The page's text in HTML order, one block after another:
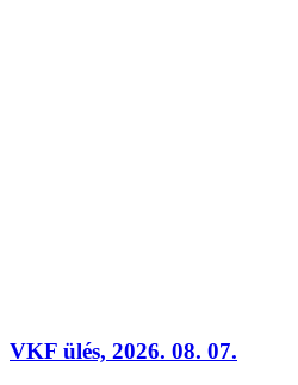
VKF ülés, 2026. 08. 07.